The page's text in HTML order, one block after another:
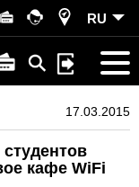
RU
17.03.2015
кафе WiFi